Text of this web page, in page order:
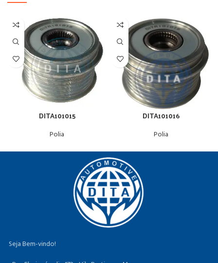
DITA101015
Polia
DITA101016
Polia
Seja Bem-vindo!